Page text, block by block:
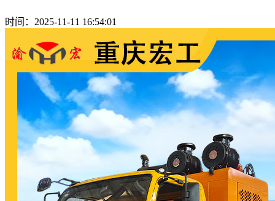
时间： 2025-11-11 16:54:01